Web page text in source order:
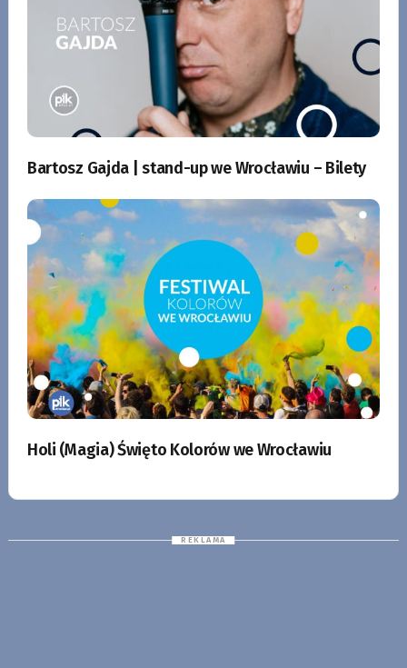
Bartosz Gajda | stand-up we Wrocławiu – Bilety
Holi (Magia) Święto Kolorów we Wrocławiu